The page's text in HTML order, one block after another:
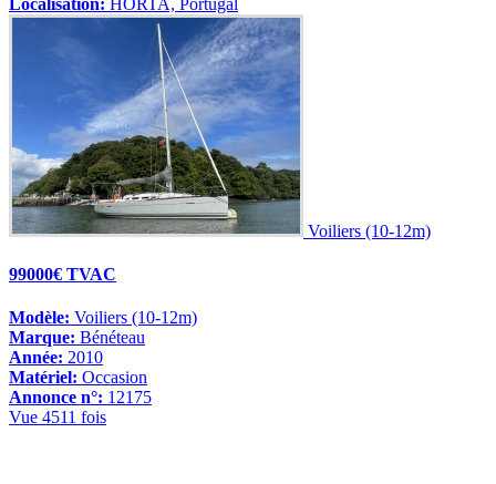
Voiliers (10-12m)
99000€ TVAC
Modèle: Voiliers (10-12m)
Marque: Bénéteau
Année: 2010
Matériel: Occasion
Annonce n°: 12175
Vue 4511 fois